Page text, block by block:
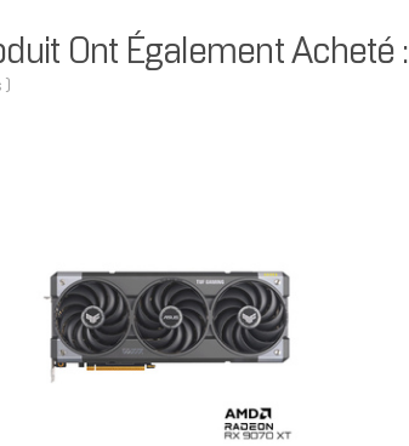
Ont Également Acheté :
)